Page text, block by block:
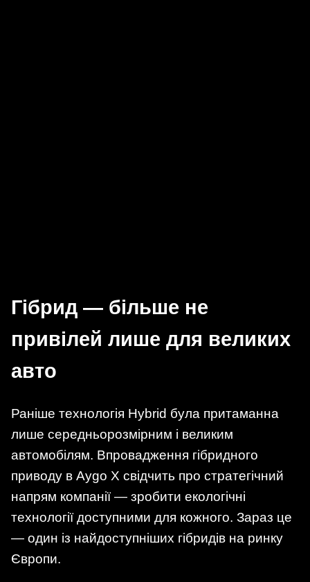
Гібрид — більше не
привілей лише для великих
авто
Раніше технологія Hybrid була притаманна
лише середньорозмірним і великим
автомобілям. Впровадження гібридного
приводу в Aygo X свідчить про стратегічний
напрям компанії — зробити екологічні
технології доступними для кожного. Зараз це
— один із найдоступніших гібридів на ринку
Європи.